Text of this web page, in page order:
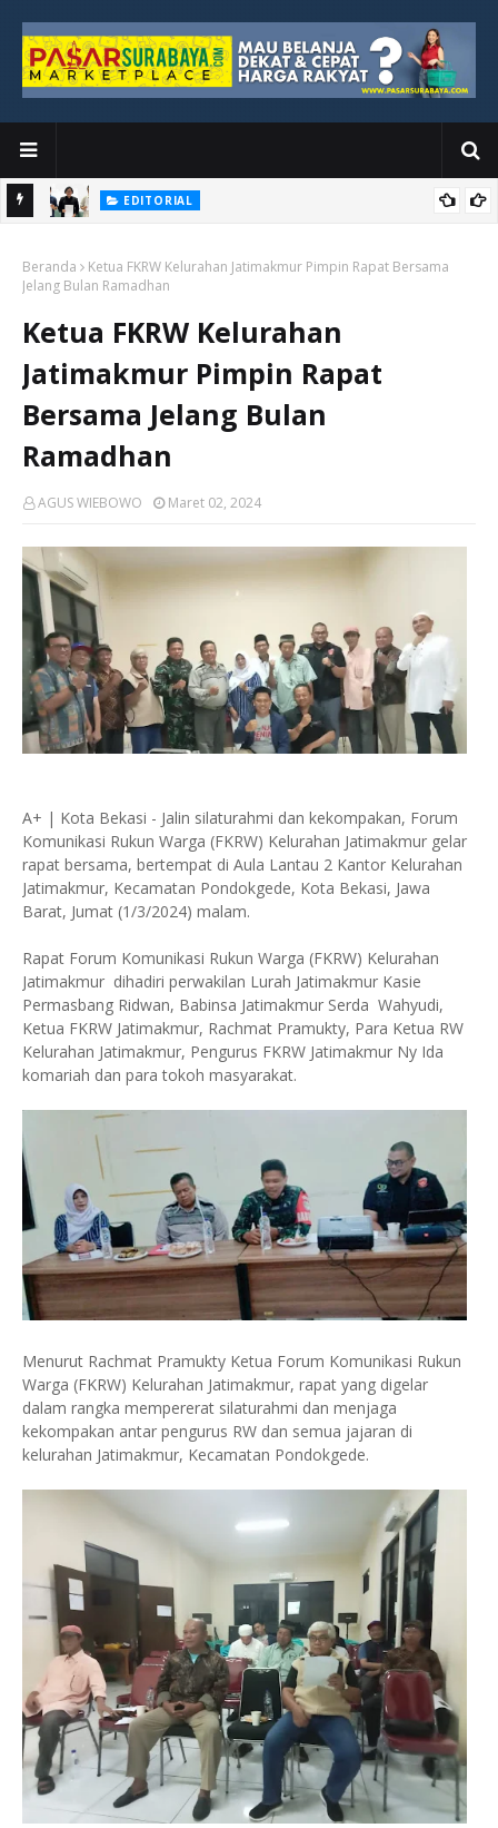
EDITORIAL
Beranda
Ketua FKRW Kelurahan Jatimakmur Pimpin Rapat Bersama
Jelang Bulan Ramadhan
Ketua FKRW Kelurahan
Jatimakmur Pimpin Rapat
Bersama Jelang Bulan
Ramadhan
AGUS WIEBOWO Maret 02, 2024
A+ | Kota Bekasi - Jalin silaturahmi dan kekompakan, Forum
Komunikasi Rukun Warga (FKRW) Kelurahan Jatimakmur gelar
rapat bersama, bertempat di Aula Lantau 2 Kantor Kelurahan
Jatimakmur, Kecamatan Pondokgede, Kota Bekasi, Jawa
Barat, Jumat (1/3/2024) malam.
Rapat Forum Komunikasi Rukun Warga (FKRW) Kelurahan
Jatimakmur dihadiri perwakilan Lurah Jatimakmur Kasie
Permasbang Ridwan, Babinsa Jatimakmur Serda Wahyudi,
Ketua FKRW Jatimakmur, Rachmat Pramukty, Para Ketua RW
Kelurahan Jatimakmur, Pengurus FKRW Jatimakmur Ny Ida
komariah dan para tokoh masyarakat.
Menurut Rachmat Pramukty Ketua Forum Komunikasi Rukun
Warga (FKRW) Kelurahan Jatimakmur, rapat yang digelar
dalam rangka mempererat silaturahmi dan menjaga
kekompakan antar pengurus RW dan semua jajaran di
kelurahan Jatimakmur, Kecamatan Pondokgede.